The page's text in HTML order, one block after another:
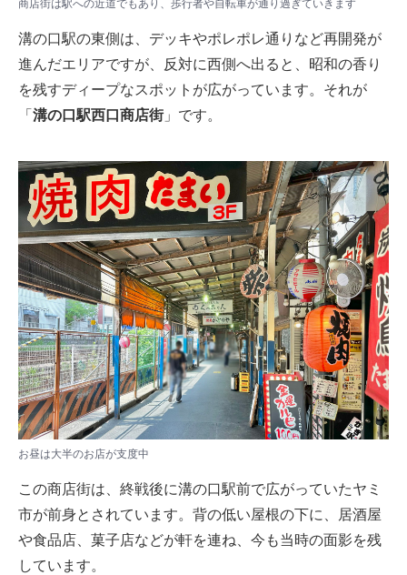
商店街は駅への近道でもあり、歩行者や自転車が通り過ぎていきます
溝の口駅の東側は、デッキやポレポレ通りなど再開発が
進んだエリアですが、反対に西側へ出ると、昭和の香り
を残すディープなスポットが広がっています。それが
「 溝の口駅西口商店街」です。
お昼は大半のお店が支度中
この商店街は、終戦後に溝の口駅前で広がっていたヤミ
市が前身とされています。背の低い屋根の下に、居酒屋
や食品店、菓子店などが軒を連ね、今も当時の面影を残
しています。